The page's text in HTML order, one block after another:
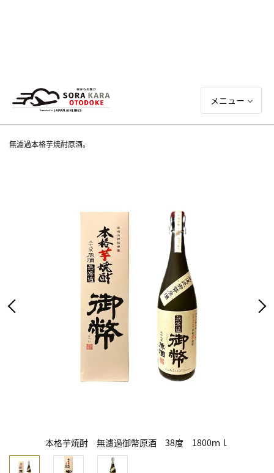
メニュー
無濾過本格芋焼酎原酒。
本格芋焼酎 無濾過御幣原酒 38度 1800ｍｌ